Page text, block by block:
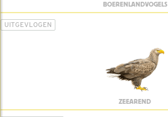
BOERENLANDVOGELS
UITGEVLOGEN
ZEEAREND